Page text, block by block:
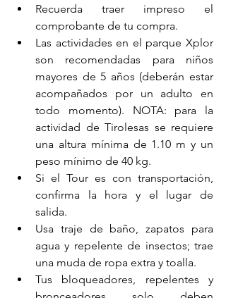
Recuerda traer impreso el
comprobante de tu compra.
Las actividades en el parque Xplor
son recomendadas para niños
mayores de 5 años (deberán estar
acompañados por un adulto en
todo momento). NOTA: para la
actividad de Tirolesas se requiere
una altura mínima de 1.10 m y un
peso mínimo de 40 kg.
Si el Tour es con transportación,
confirma la hora y el lugar de
salida.
Usa traje de baño, zapatos para
agua y repelente de insectos; trae
una muda de ropa extra y toalla.
Tus bloqueadores, repelentes y